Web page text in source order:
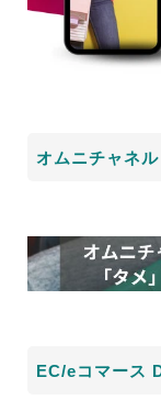
オムニチャネ
EC/eコマース